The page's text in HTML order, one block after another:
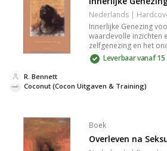
Innerlijke Genezing
waardevolle inzichten
zelfgenezing en het
hun
blokkades te
bevorderd. Een
die zijn persoonlijke
Leverbaar vanaf
Coconut (Cocon Uitgaven & Training)
R. Bennett
Boek
Overleven na